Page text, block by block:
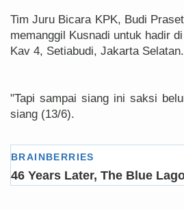
Tim Juru Bicara KPK, Budi
memanggil Kusnadi untuk hadir
Kav 4, Setiabudi, Jakarta Selatan.
"Tapi sampai siang ini saksi
siang (13/6).